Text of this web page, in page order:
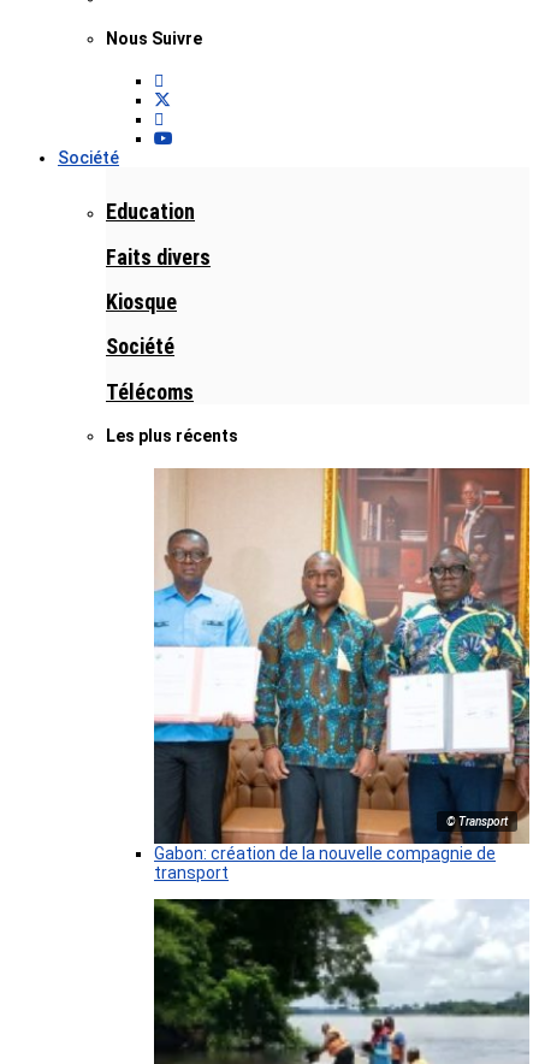
Nous Suivre
Société
Education
Faits divers
Kiosque
Société
Télécoms
Les plus récents
© Transport
Gabon: création de la nouvelle compagnie de
transport